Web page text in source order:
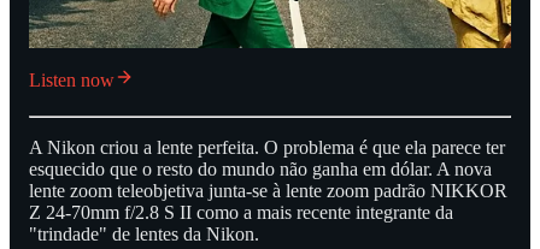
Listen now
A Nikon criou a lente perfeita. O problema é que ela parece ter
esquecido que o resto do mundo não ganha em dólar. A nova
lente zoom teleobjetiva junta-se à lente zoom padrão NIKKOR
Z 24-70mm f/2.8 S II como a mais recente integrante da
"trindade" de lentes da Nikon.